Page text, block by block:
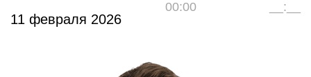
00:00 __:__
11 февраля 2026